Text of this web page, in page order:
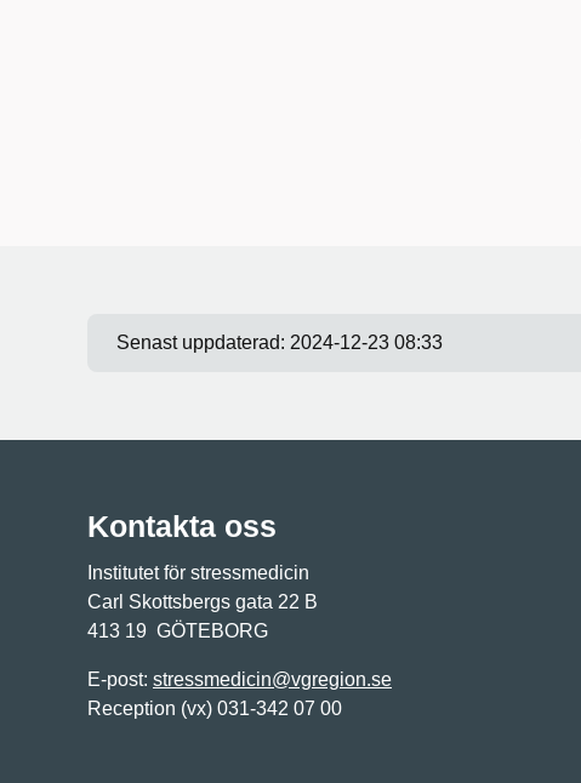
Senast uppdaterad: 2024-12-23 08:33
Kontakta oss
Institutet för stressmedicin
Carl Skottsbergs gata 22 B
413 19 GÖTEBORG
E-post: stressmedicin@vgregion.se
Reception (vx) 031-342 07 00